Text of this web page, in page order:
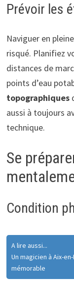
Prévoir les
Naviguer en
risqué. Planifiez
distances de
points d’eau
topographiques
aussi à toujours
technique.
Se
Condition
A lire aussi...
Un magicien à Aix-
mémorable